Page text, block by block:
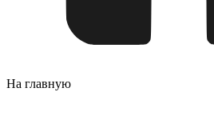
На главную